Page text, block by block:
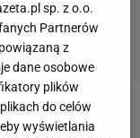
sp. z o.o.
Partnerów
z
dane osobowe
plików
do celów
wyświetlania